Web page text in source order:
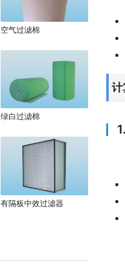
计
空气过滤棉
绿白过滤棉
有隔板中效过滤器